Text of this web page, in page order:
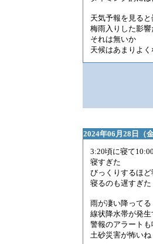
天気予報を見る
梅雨入りした影
それは無いか
天候はあまりよ
2024年06月28日（
3:20頃に寝て
寝すぎた
びっくりするほど
寝るのも遅すぎた
雨が凄い降ってる
線状降水帯が発
警報のアラート
土砂災害が怖いね